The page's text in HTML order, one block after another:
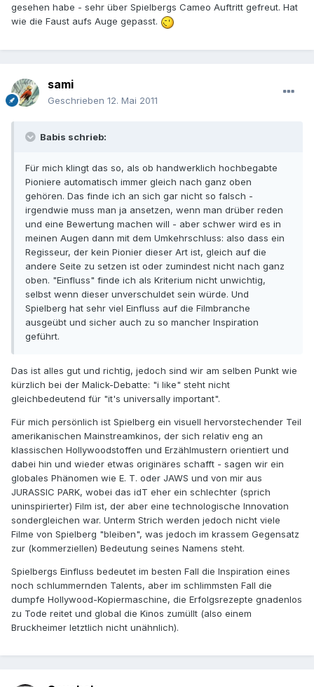
gesehen habe - sehr über Spielbergs Cameo Auftritt gefreut. Hat
wie die Faust aufs Auge gepasst.
sami
Geschrieben 12. Mai 2011
Babis schrieb:
Für mich klingt das so, als ob handwerklich hochbegabte
Pioniere automatisch immer gleich nach ganz oben
gehören. Das finde ich an sich gar nicht so falsch -
irgendwie muss man ja ansetzen, wenn man drüber reden
und eine Bewertung machen will - aber schwer wird es in
meinen Augen dann mit dem Umkehrschluss: also dass ein
Regisseur, der kein Pionier dieser Art ist, gleich auf die
andere Seite zu setzen ist oder zumindest nicht nach ganz
oben. "Einfluss" finde ich als Kriterium nicht unwichtig,
selbst wenn dieser unverschuldet sein würde. Und
Spielberg hat sehr viel Einfluss auf die Filmbranche
ausgeübt und sicher auch zu so mancher Inspiration
geführt.
Das ist alles gut und richtig, jedoch sind wir am selben Punkt wie
kürzlich bei der Malick-Debatte: "i like" steht nicht
gleichbedeutend für "it's universally important".
Für mich persönlich ist Spielberg ein visuell hervorstechender Teil
amerikanischen Mainstreamkinos, der sich relativ eng an
klassischen Hollywoodstoffen und Erzählmustern orientiert und
dabei hin und wieder etwas originäres schafft - sagen wir ein
globales Phänomen wie E. T. oder JAWS und von mir aus
JURASSIC PARK, wobei das idT eher ein schlechter (sprich
uninspirierter) Film ist, der aber eine technologische Innovation
sondergleichen war. Unterm Strich werden jedoch nicht viele
Filme von Spielberg "bleiben", was jedoch im krassem Gegensatz
zur (kommerziellen) Bedeutung seines Namens steht.
Spielbergs Einfluss bedeutet im besten Fall die Inspiration eines
noch schlummernden Talents, aber im schlimmsten Fall die
dumpfe Hollywood-Kopiermaschine, die Erfolgsrezepte gnadenlos
zu Tode reitet und global die Kinos zumüllt (also einem
Bruckheimer letztlich nicht unähnlich).